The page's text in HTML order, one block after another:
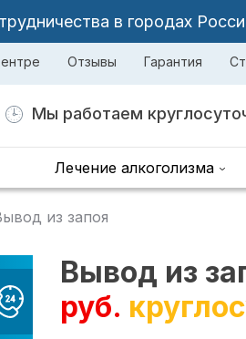
в городах
Отзывы Гарантия
Мы работаем
Лечение алкоголизма
из запоя
Вывод из
руб.